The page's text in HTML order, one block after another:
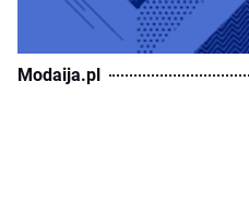
Modaija.pl